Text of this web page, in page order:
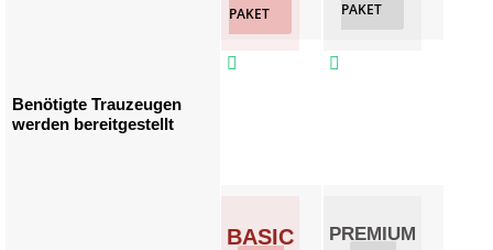
Benötigte Trauzeugen
werden bereitgestellt
PAKET

PAKET

BASIC PREMIUM